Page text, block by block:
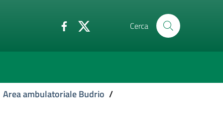
Cerca
Area ambulatoriale Budrio /